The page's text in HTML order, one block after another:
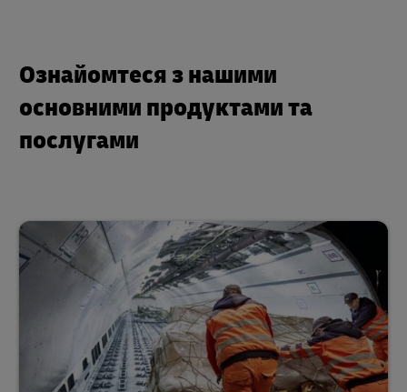
Ознайомтеся з нашими
основними продуктами та
послугами